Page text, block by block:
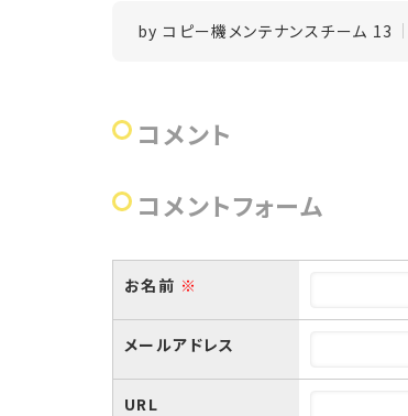
byコピー機メンテナンスチーム 13
コメント
コメントフォーム
お名前 ※
メールアドレス
URL